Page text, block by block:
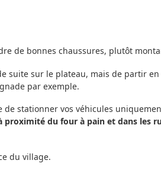
de bonnes chaussures, plutôt
suite sur le plateau, mais de partir
par exemple.
stationner vos véhicules
proximité du four à pain et dans les
du village.